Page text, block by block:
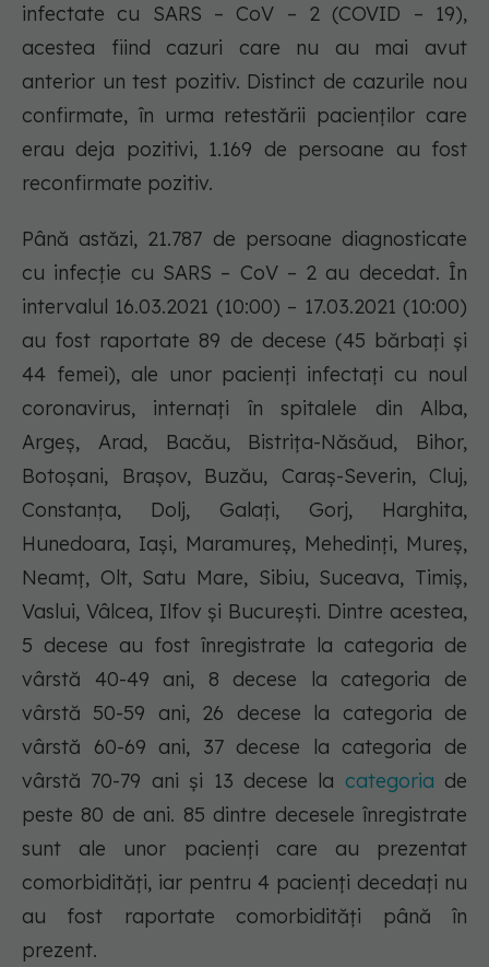
infectate cu SARS – CoV – 2 (COVID – 19),
acestea fiind cazuri care nu au mai avut
anterior un test pozitiv. Distinct de cazurile nou
confirmate, în urma retestării pacienților care
erau deja pozitivi, 1.169 de persoane au fost
reconfirmate pozitiv.
Până astăzi, 21.787 de persoane diagnosticate
cu infecție cu SARS – CoV – 2 au decedat. În
intervalul 16.03.2021 (10:00) – 17.03.2021 (10:00)
au fost raportate 89 de decese (45 bărbați și
44 femei), ale unor pacienți infectați cu noul
coronavirus, internați în spitalele din Alba,
Argeș, Arad, Bacău, Bistrița-Năsăud, Bihor,
Botoșani, Brașov, Buzău, Caraș-Severin, Cluj,
Constanța, Dolj, Galați, Gorj, Harghita,
Hunedoara, Iași, Maramureș, Mehedinți, Mureș,
Neamț, Olt, Satu Mare, Sibiu, Suceava, Timiș,
Vaslui, Vâlcea, Ilfov și București. Dintre acestea,
5 decese au fost înregistrate la categoria de
vârstă 40-49 ani, 8 decese la categoria de
vârstă 50-59 ani, 26 decese la categoria de
vârstă 60-69 ani, 37 decese la categoria de
vârstă 70-79 ani și 13 decese la categoria de
peste 80 de ani. 85 dintre decesele înregistrate
sunt ale unor pacienți care au prezentat
comorbidități, iar pentru 4 pacienți decedați nu
au fost raportate comorbidități până în
prezent.